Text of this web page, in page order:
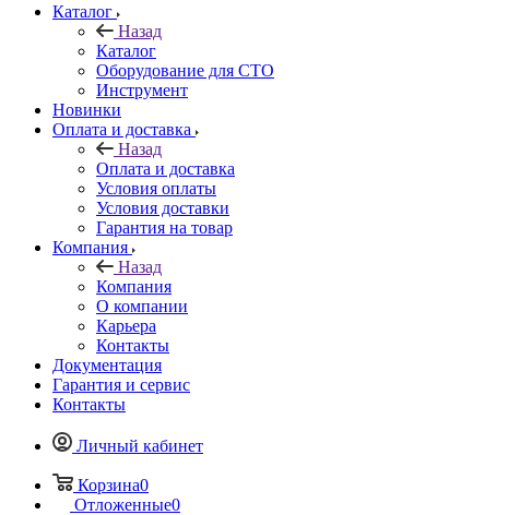
Каталог
Назад
Каталог
Оборудование для СТО
Инструмент
Новинки
Оплата и доставка
Назад
Оплата и доставка
Условия оплаты
Условия доставки
Гарантия на товар
Компания
Назад
Компания
О компании
Карьера
Контакты
Документация
Гарантия и сервис
Контакты
Личный кабинет
Корзина0
Отложенные0